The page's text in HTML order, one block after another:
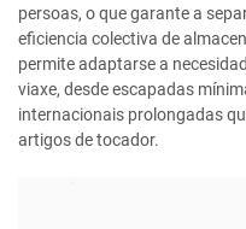
persoas, o que garante a
eficiencia colectiva de
permite adaptarse a
viaxe, desde escapadas
internacionais prolongadas
artigos de tocador.